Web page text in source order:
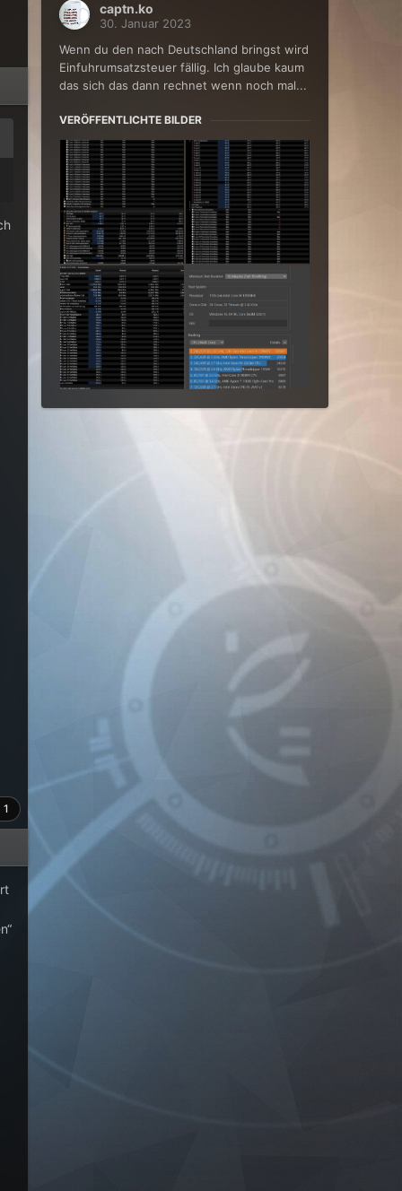
1
captn.ko
30. Januar 2023
Wenn du den nach Deutschland bringst wird
Einfuhrumsatzsteuer fällig. Ich glaube kaum
das sich das dann rechnet wenn noch mal...
VERÖFFENTLICHTE BILDER